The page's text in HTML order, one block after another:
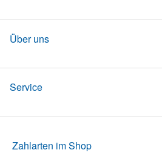
Über uns
Service
Zahlarten im Shop